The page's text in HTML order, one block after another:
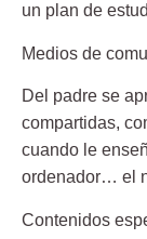
un plan de
Medios de
Del padre se
compartidas,
cuando le
ordenador… el
Contenidos